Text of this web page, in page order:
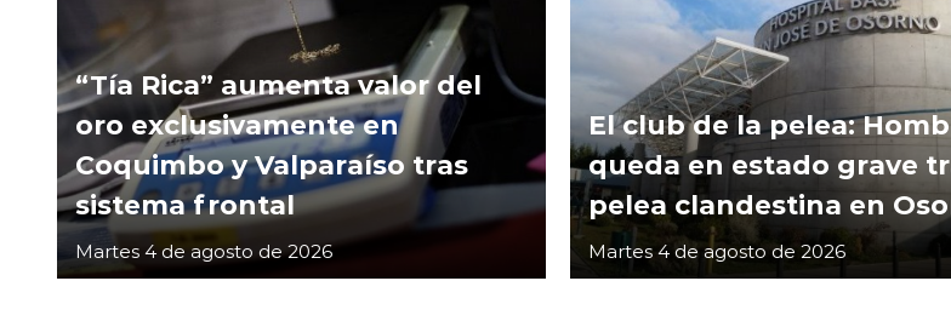
“Tía Rica” aumenta valor del
oro exclusivamente en
Coquimbo y Valparaíso tras
sistema frontal
Martes 4 de agosto de 2026
El club de la pelea:
queda en estado grave
pelea clandestina en
Martes 4 de agosto de 2026